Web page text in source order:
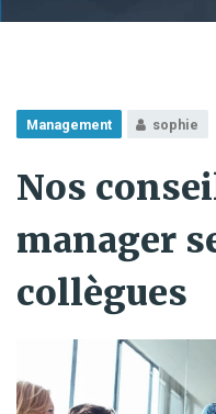
Management sophie
Nos
manager
collègues